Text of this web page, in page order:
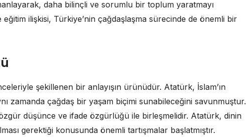
daha bilinçli ve sorumlu bir toplum yaratmayı
ilişkisi, Türkiye’nin çağdaşlaşma sürecinde de önemli bir
şekillenen bir anlayışın ürünüdür. Atatürk, İslam’ın
zamanda çağdaş bir yaşam biçimi sunabileceğini savunmuştur.
düşünce ve ifade özgürlüğü ile birleşmelidir. Atatürk, dinin
gerektiği konusunda önemli tartışmalar başlatmıştır.